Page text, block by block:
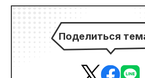
Поделиться